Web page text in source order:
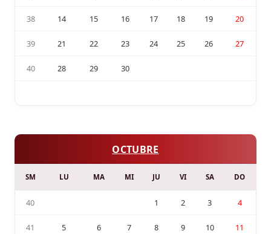
38 14 15 16 17 18 19 20
39 21 22 23 24 25 26 27
40 28 29 30
OCTUBRE
SM LU MA MI JU VI SA DO
40 1 2 3 4
41 5 6 7 8 9 10 11